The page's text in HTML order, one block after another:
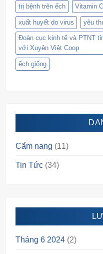
trị bệnh trên ếch Vitamin C
xuất huyết do virus yêu
Đoàn cục kinh tế và PTNT
với Xuyên Việt Coop
ếch giống
Cẩm nang (11)
Tin Tức(34)
Tháng 6 2024(2)